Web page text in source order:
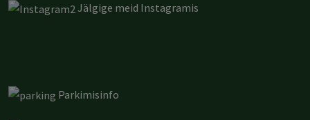
Jälgige meid Instagramis
Parkimisinfo